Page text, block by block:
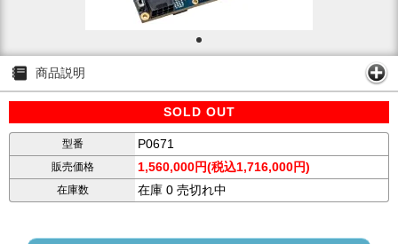
商品説明
SOLD OUT
型番 P0671
販売価格 1,560,000円(税込1,716,000円)
在庫数 在庫 0 売切れ中